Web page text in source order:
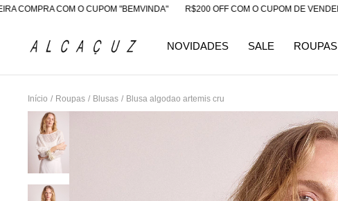
COM O CUPOM "BEMVINDA" R$200 OFF COM O CUPOM DE VENDEDORA
NOVIDADES SALE ROUPAS
Início / Roupas / Blusas / Blusa algodao artemis cru